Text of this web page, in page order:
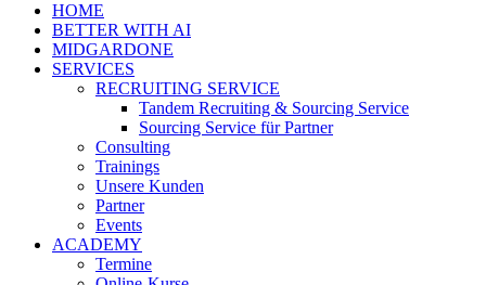
HOME
BETTER WITH AI
MIDGARDONE
SERVICES
RECRUITING SERVICE
Tandem Recruiting & Sourcing Service
Sourcing Service für Partner
Consulting
Trainings
Unsere Kunden
Partner
Events
ACADEMY
Termine